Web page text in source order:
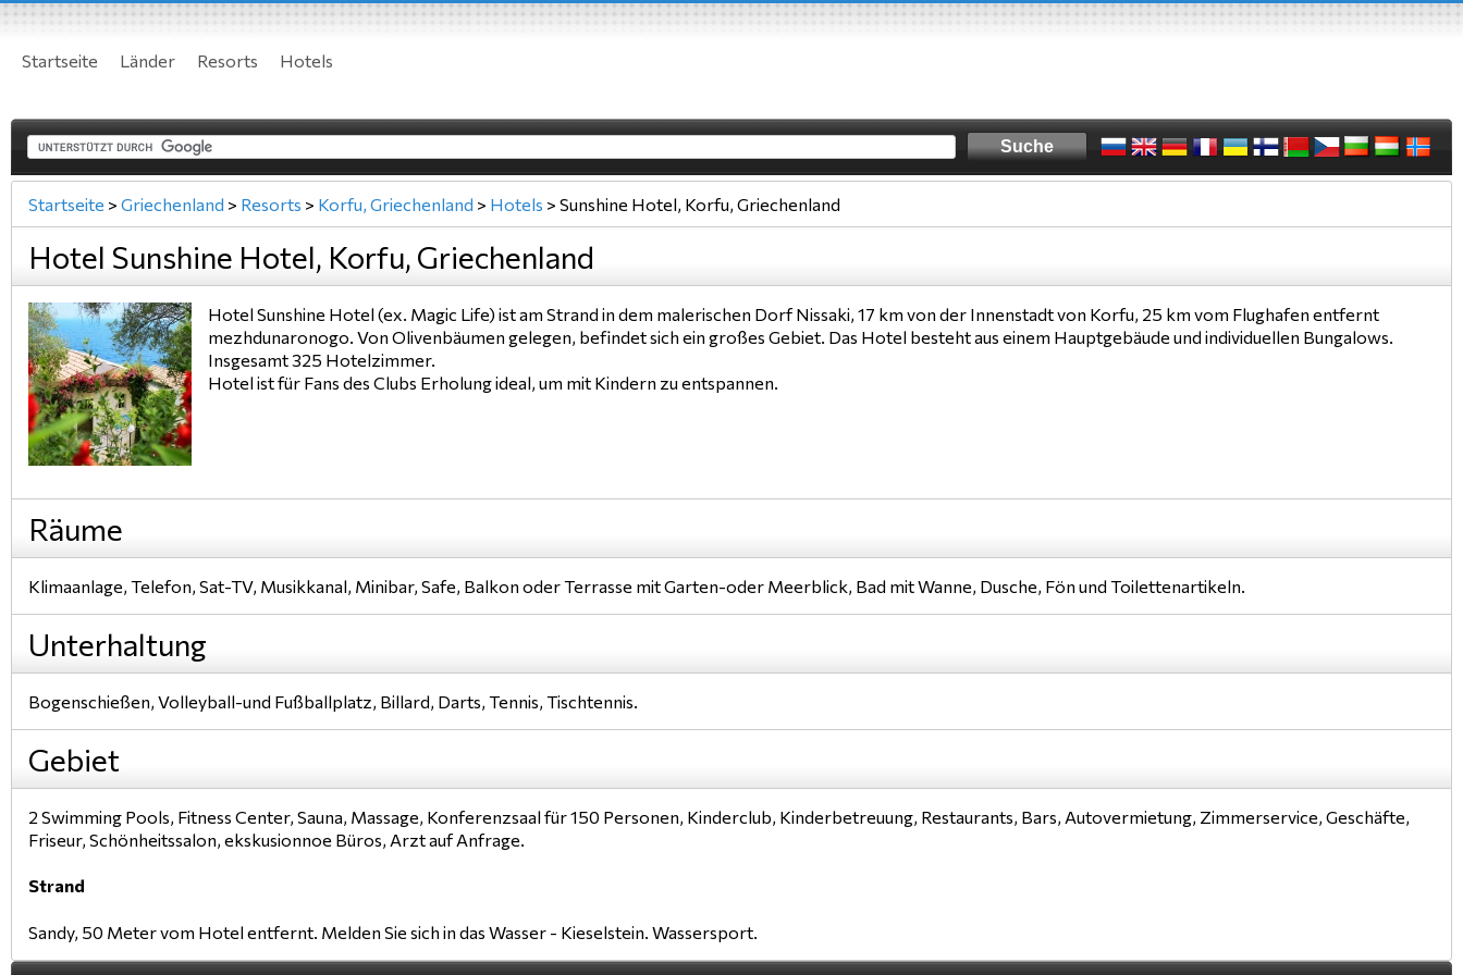
Startseite Länder Resorts Hotels
Startseite > Griechenland > Resorts > Korfu, Griechenland > Hotels > Sunshine Hotel, Korfu, Griechenland
Hotel Sunshine Hotel, Korfu, Griechenland
Hotel Sunshine Hotel (ex. Magic Life) ist am Strand in dem malerischen Dorf Nissaki, 17 km von der Innenstadt von Korfu, 25 km vom Flughafen entfernt
mezhdunaronogo. Von Olivenbäumen gelegen, befindet sich ein großes Gebiet. Das Hotel besteht aus einem Hauptgebäude und individuellen Bungalows.
Insgesamt 325 Hotelzimmer.
Hotel ist für Fans des Clubs Erholung ideal, um mit Kindern zu entspannen.
Räume
Klimaanlage, Telefon, Sat-TV, Musikkanal, Minibar, Safe, Balkon oder Terrasse mit Garten-oder Meerblick, Bad mit Wanne, Dusche, Fön und Toilettenartikeln.
Unterhaltung
Bogenschießen, Volleyball-und Fußballplatz, Billard, Darts, Tennis, Tischtennis.
Gebiet
2 Swimming Pools, Fitness Center, Sauna, Massage, Konferenzsaal für 150 Personen, Kinderclub, Kinderbetreuung, Restaurants, Bars, Autovermietung, Zimmerservice, Geschäfte,
Friseur, Schönheitssalon, ekskusionnoe Büros, Arzt auf Anfrage.
Strand
Sandy, 50 Meter vom Hotel entfernt. Melden Sie sich in das Wasser - Kieselstein. Wassersport.